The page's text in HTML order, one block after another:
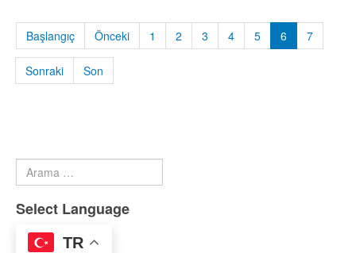
Başlangıç Önceki 1 2 3 4 5 6 7
Sonraki Son
Arama
Select Language
TR